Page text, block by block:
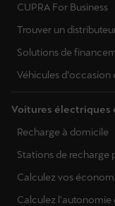
CUPRA For Business
Trouver un
Solutions de
Véhicules
Voitures électriques
Recharge à domicile
Stations de recharge
Calculez vos
Calculez